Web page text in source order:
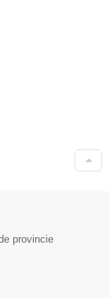
provincie